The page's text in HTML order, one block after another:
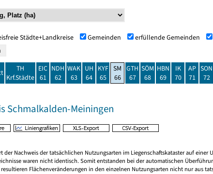
Städte+Landkreise Gemeinden erfüllende Gemeinden
TH
Krf.Städte
EIC
61
NDH
62
WAK
63
UH
64
KYF
65
SM
66
GTH
67
SÖM
68
HBN
69
IK
70
AP
71
SON
72
Schmalkalden-Meiningen
der Nachweis der tatsächlichen Nutzungsarten im Liegenschaftskataster auf
waren nicht identisch. Somit entstanden bei der automatischen
Flächenveränderungen in den einzelnen Nutzungsarten nicht nur aus